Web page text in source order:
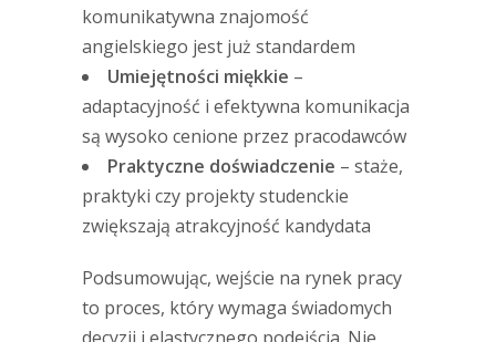
komunikatywna znajomość
angielskiego jest już standardem
Umiejętności miękkie –
adaptacyjność i efektywna komunikacja
są wysoko cenione przez pracodawców
Praktyczne doświadczenie – staże,
praktyki czy projekty studenckie
zwiększają atrakcyjność kandydata
Podsumowując, wejście na rynek pracy
to proces, który wymaga świadomych